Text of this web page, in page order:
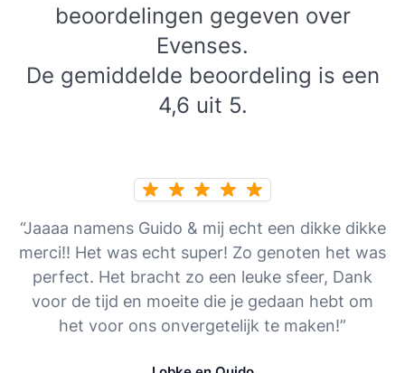
beoordelingen gegeven over
Evenses.
De gemiddelde beoordeling is een
4,6 uit 5.
“Jaaaa namens Guido & mij echt een dikke dikke
merci!! Het was echt super! Zo genoten het was
perfect. Het bracht zo een leuke sfeer, Dank
voor de tijd en moeite die je gedaan hebt om
het voor ons onvergetelijk te maken!”